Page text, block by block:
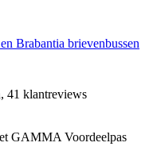
Brabantia brievenbussen
41 klantreviews
GAMMA Voordeelpas